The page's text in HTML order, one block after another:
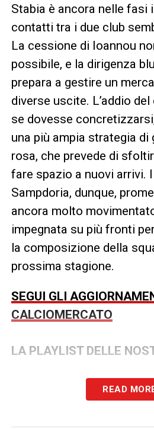
Stabia è ancora nelle fasi
contatti tra i due club
La cessione di Ioannou
possibile, e la dirigenza
prepara a gestire un
diverse uscite. L’addio
se dovesse
una più ampia strategia di
rosa, che prevede di
fare spazio a nuovi arrivi.
Sampdoria, dunque,
ancora molto
impegnata su più fronti
la composizione della
prossima stagione.
SEGUI GLI
CALCIOMERCATO
LA PLAYLIST DELLE
READ